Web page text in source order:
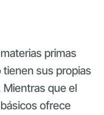
primas
sus propias
que el
ofrece